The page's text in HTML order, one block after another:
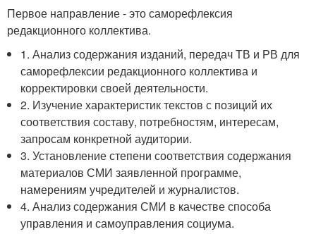
Первое направление - это саморефлексия
редакционного коллектива.
1. Анализ содержания изданий, передач ТВ и РВ для
саморефлексии редакционного коллектива и
корректировки своей деятельности.
2. Изучение характеристик текстов с позиций их
соответствия составу, потребностям, интересам,
запросам конкретной аудитории.
3. Установление степени соответствия содержания
материалов СМИ заявленной программе,
намерениям учредителей и журналистов.
4. Анализ содержания СМИ в качестве способа
управления и самоуправления социума.